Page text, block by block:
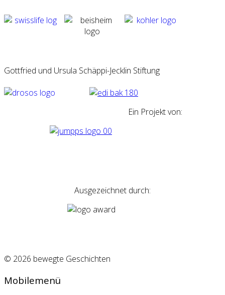
Gottfried und Ursula Schäppi-Jecklin Stiftung
Ein Projekt von:
Ausgezeichnet durch:
© 2026 bewegte Geschichten
Mobilemenü